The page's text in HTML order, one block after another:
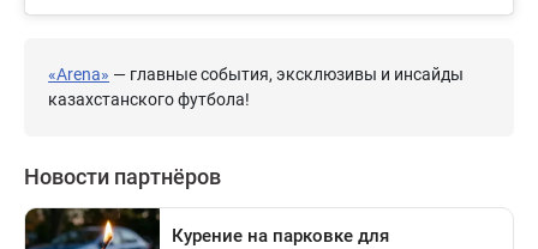
«Arena» — главные события, эксклюзивы и инсайды
казахстанского футбола!